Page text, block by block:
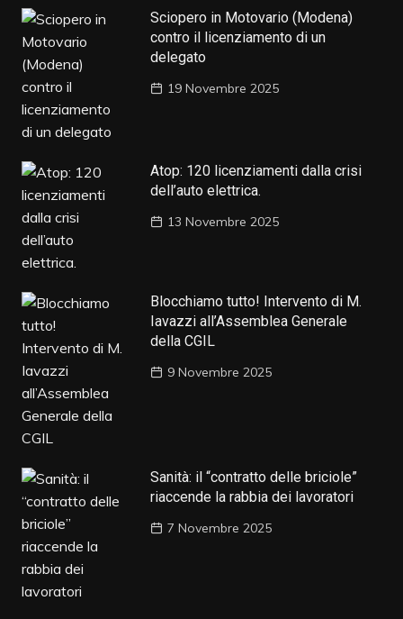
Sciopero in Motovario (Modena)
contro il licenziamento di un
delegato
19 Novembre 2025
Atop: 120 licenziamenti dalla crisi
dell’auto elettrica.
13 Novembre 2025
Blocchiamo tutto! Intervento di M.
Iavazzi all’Assemblea Generale
della CGIL
9 Novembre 2025
Sanità: il “contratto delle briciole”
riaccende la rabbia dei lavoratori
7 Novembre 2025